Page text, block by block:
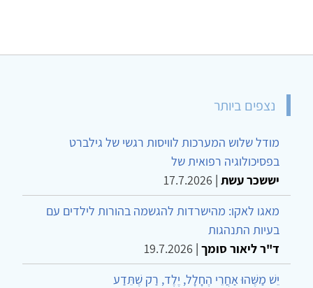
נצפים ביותר
מודל שלוש המערכות לוויסות רגשי של גילברט
בפסיכולוגיה רפואית של
יששכר עשת |
17.7.2026
מאגו לאקו: מהישרדות להגשמה בהורות לילדים עם
בעיות התנהגות
ד"ר ליאור סומך |
19.7.2026
יֵשׁ מַשֶּׁהוּ אַחֲרֵי הֶחָלָל, יֶלֶד, רַק שֶׁתֵּדַע